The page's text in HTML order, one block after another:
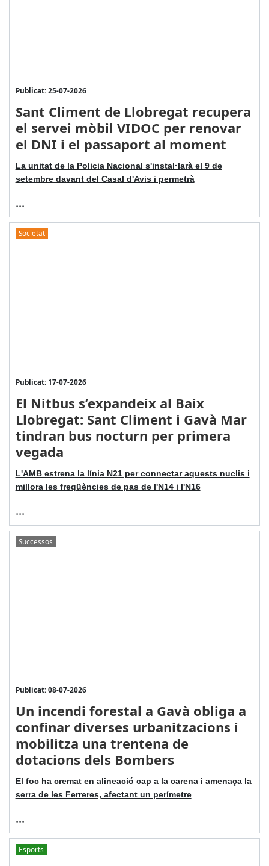
Publicat: 25-07-2026
Sant Climent de Llobregat recupera
el servei mòbil VIDOC per renovar
el DNI i el passaport al moment
La unitat de la Policia Nacional s'instal·larà el 9 de
setembre davant del Casal d'Avis i permetrà
...
Societat
Publicat: 17-07-2026
El Nitbus s’expandeix al Baix
Llobregat: Sant Climent i Gavà Mar
tindran bus nocturn per primera
vegada
L'AMB estrena la línia N21 per connectar aquests nuclis i
millora les freqüències de pas de l'N14 i l'N16
...
Successos
Publicat: 08-07-2026
Un incendi forestal a Gavà obliga a
confinar diverses urbanitzacions i
mobilitza una trentena de
dotacions dels Bombers
El foc ha cremat en alineació cap a la carena i amenaça la
serra de les Ferreres, afectant un perímetre
...
Esports